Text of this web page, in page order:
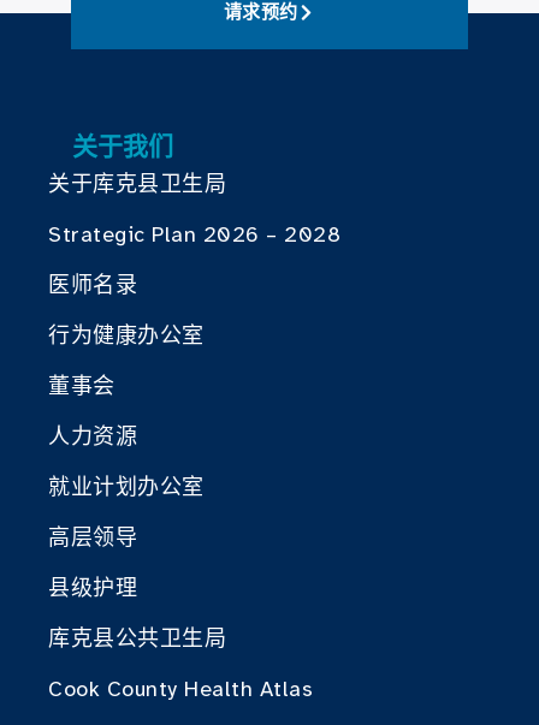
请求预约
关于我们
关于库克县卫生局
Strategic Plan 2026 – 2028
医师名录
行为健康办公室
董事会
人力资源
就业计划办公室
高层领导
县级护理
库克县公共卫生局
Cook County Health Atlas